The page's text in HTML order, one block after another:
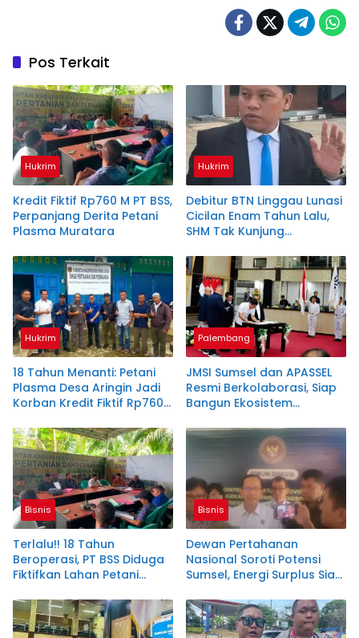
Pos Terkait
Hukrim
Kredit Fiktif Rp760 M PT BSS,
Perpanjang Derita Petani
Plasma Muratara
Hukrim
Debitur BTN Linggau Lunasi
Cicilan Enam Tahun Lalu,
SHM Tak Kunjung
Hukrim
18 Tahun Menanti: Petani
Plasma Desa Aringin Jadi
Korban Kredit Fiktif Rp760
Palembang
JMSI Sumsel dan APASSEL
Resmi Berkolaborasi, Siap
Bangun Ekosistem
Profesional
Bisnis
Terlalu!! 18 Tahun
Beroperasi, PT BSS Diduga
Fiktifkan Lahan Petani
Bisnis
Dewan Pertahanan
Nasional Soroti Potensi
Sumsel, Energi Surplus Siap